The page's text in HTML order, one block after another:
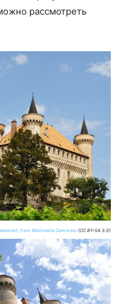
рассмотреть
from Wikimedia Commons (CC BY-SA 3.0)